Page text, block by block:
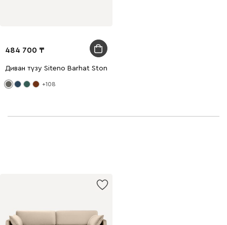
484 700
Диван түзу Siteno Barhat Stone
+108